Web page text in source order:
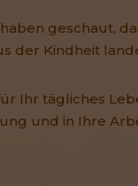
geschaut,
der Kindheit
Ihr tägliches
und in Ihre